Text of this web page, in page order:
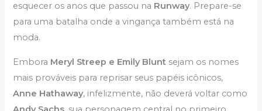
esquecer os anos que passou na Runway. Prepare-se
para uma batalha onde a vingança também está na
moda.
Embora Meryl Streep e Emily Blunt sejam os nomes
mais prováveis para reprisar seus papéis icônicos,
Anne Hathaway, infelizmente, não deverá voltar como